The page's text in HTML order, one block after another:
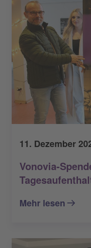
11. Dezember
Vonovia-
Mehr lesen